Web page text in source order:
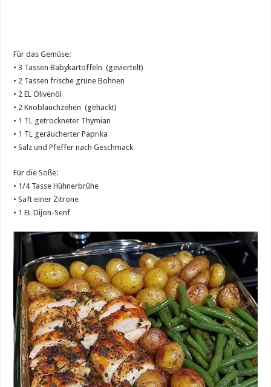
Für das Gemüse:
• 3 Tassen Babykartoffeln (geviertelt)
• 2 Tassen frische grüne Bohnen
• 2 EL Olivenöl
• 2 Knoblauchzehen (gehackt)
• 1 TL getrockneter Thymian
• 1 TL geräucherter Paprika
• Salz und Pfeffer nach Geschmack
Für die Soße:
• 1/4 Tasse Hühnerbrühe
• Saft einer Zitrone
• 1 EL Dijon-Senf